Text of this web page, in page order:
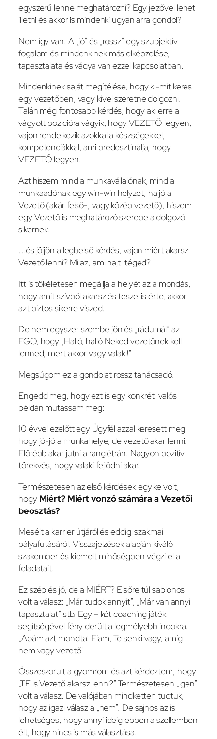
egyszerű lenne meghatározni? Egy jelzővel lehet
illetni és akkor is mindenki ugyan arra gondol?
Nem így van. A „jó” és „rossz” egy szubjektív
fogalom és mindenkinek más elképzelése,
tapasztalata és vágya van ezzel kapcsolatban.
Mindenkinek saját megítélése, hogy ki-mit keres
egy vezetőben, vagy kivel szeretne dolgozni.
Talán még fontosabb kérdés, hogy aki erre a
vágyott pozícióra vágyik, hogy VEZETŐ legyen,
vajon rendelkezik azokkal a készségekkel,
kompetenciákkal, ami predesztinálja, hogy
VEZETŐ legyen.
Azt hiszem mind a munkavállalónak, mind a
munkaadónak egy win-win helyzet, ha jó a
Vezető (akár felső-, vagy közép vezető), hiszem
egy Vezető is meghatározó szerepe a dolgozói
sikernek.
….és jöjjön a legbelső kérdés, vajon miért akarsz
Vezető lenni? Mi az, ami hajt téged?
Itt is tökéletesen megállja a helyét az a mondás,
hogy amit szívből akarsz és teszel is érte, akkor
azt biztos sikerre viszed.
De nem egyszer szembe jön és „rádumál” az
EGO, hogy „Halló, halló Neked vezetőnek kell
lenned, mert akkor vagy valaki!”
Megsúgom ez a gondolat rossz tanácsadó.
Engedd meg, hogy ezt is egy konkrét, valós
példán mutassam meg:
10 évvel ezelőtt egy Ügyfél azzal keresett meg,
hogy jó-jó a munkahelye, de vezető akar lenni.
Előrébb akar jutni a ranglétrán. Nagyon pozitív
törekvés, hogy valaki fejlődni akar.
Természetesen az első kérdések egyike volt,
hogy Miért? Miért vonzó számára a Vezetői
beosztás?
Mesélt a karrier útjáról és eddigi szakmai
pályafutásáról. Visszajelzések alapján kiváló
szakember és kiemelt minőségben végzi el a
feladatait.
Ez szép és jó, de a MIÉRT? Elsőre túl sablonos
volt a válasz: „Már tudok annyit”, „Már van annyi
tapasztalat” stb. Egy – két coaching játék
segítségével fény derült a legmélyebb indokra.
„Apám azt mondta: Fiam, Te senki vagy, amíg
nem vagy vezető!
Összeszorult a gyomrom és azt kérdeztem, hogy
„TE is Vezető akarsz lenni?” Természetesen „igen”
volt a válasz. De valójában mindketten tudtuk,
hogy az igazi válasz a „nem”. De sajnos az is
lehetséges, hogy annyi ideig ebben a szellemben
élt, hogy nincs is más választása.